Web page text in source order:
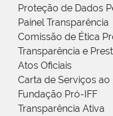
Proteção de Dados
Painel Transparência
Comissão de Ética
Transparência e
Atos Oficiais
Carta de Serviços ao
Fundação Pró-IFF
Transparência Ativa